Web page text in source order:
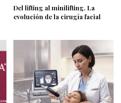
Del lifting al minilifting. La
evolución de la cirugía facial